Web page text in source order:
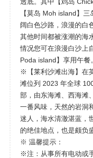
【莫岛 Moh island】
阔白色沙路，浪漫的白
其他时间都被涨潮的海
情况您可在浪漫白沙上
Poda island】享用午餐。
※【莱利沙滩出海】在
滩位列 2023 年全球
部，由东海滩、西海滩
一番风味，天然的岩洞
迷人，海水清澈湛蓝，
的绝佳地点，也是颇负
※ 温馨提示：
※注：从事所有电动或